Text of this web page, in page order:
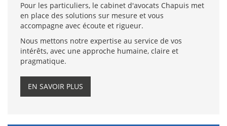
Pour les particuliers, le cabinet d'avocats Chapuis met
en place des solutions sur mesure et vous
accompagne avec écoute et rigueur.
Nous mettons notre expertise au service de vos
intérêts, avec une approche humaine, claire et
pragmatique.
EN SAVOIR PLUS